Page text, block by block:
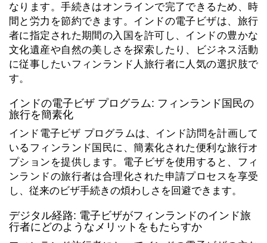
なります。手続きはオンラインで完了できるため、時
間と労力を節約できます。インドの電子ビザは、旅行
者に指定された期間の入国を許可し、インドの豊かな
文化遺産や自然の美しさを探索したり、ビジネス活動
に従事したいフィンランド人旅行者に人気の選択肢で
す。
インドの電子ビザ プログラム: フィンランド国民の
旅行を簡素化
インド電子ビザ プログラムは、インド訪問を計画して
いるフィンランド国民に、簡素化された便利な旅行オ
プションを提供します。電子ビザを使用すると、フィ
ンランドの旅行者は合理化された申請プロセスを享受
し、従来のビザ手続きの煩わしさを回避できます。
デジタル経路: 電子ビザがフィンランドのインド旅
行者にどのようなメリットをもたらすか